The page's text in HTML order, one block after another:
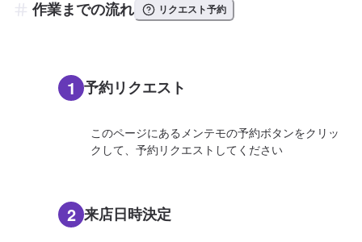
作業までの流れ リクエスト予約
1 予約リクエスト
このページにあるメンテモの予約ボタンをクリッ
クして、予約リクエストしてください
2 来店日時決定